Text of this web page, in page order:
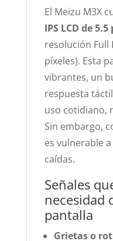
El Meizu M3X
IPS LCD de
resolución Full
píxeles). Esta
vibrantes, un
respuesta
uso cotidiano,
Sin embargo,
es vulnerable
caídas.
Señales
necesidad
pantalla
Grietas o